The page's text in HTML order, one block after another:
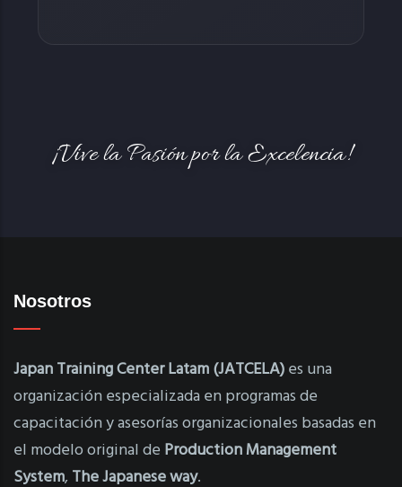
¡Vive la Pasión por la Excelencia!
Nosotros
Japan Training Center Latam (JATCELA)es una
organización especializada en programas de
capacitación y asesorías organizacionales basadas en
el modelo original de Production Management
System,The Japanese way.